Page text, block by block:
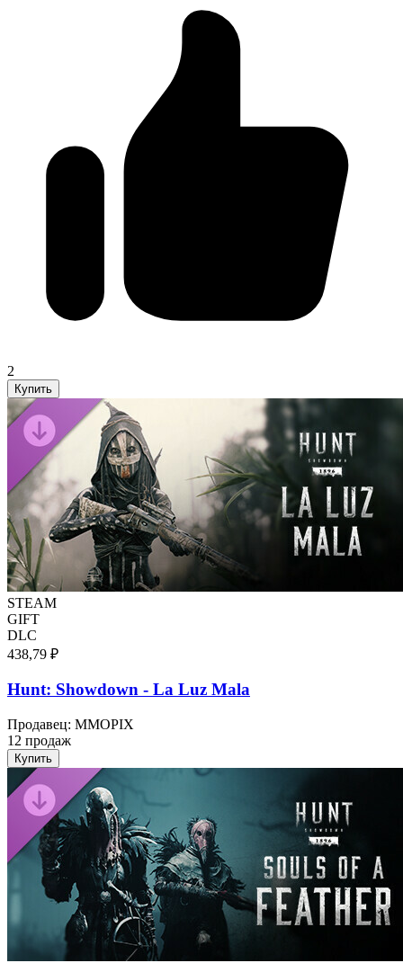
2
Купить
STEAM
GIFT
DLC
438,79 ₽
Hunt: Showdown - La Luz Mala
Продавец: MMOPIX
12 продаж
Купить